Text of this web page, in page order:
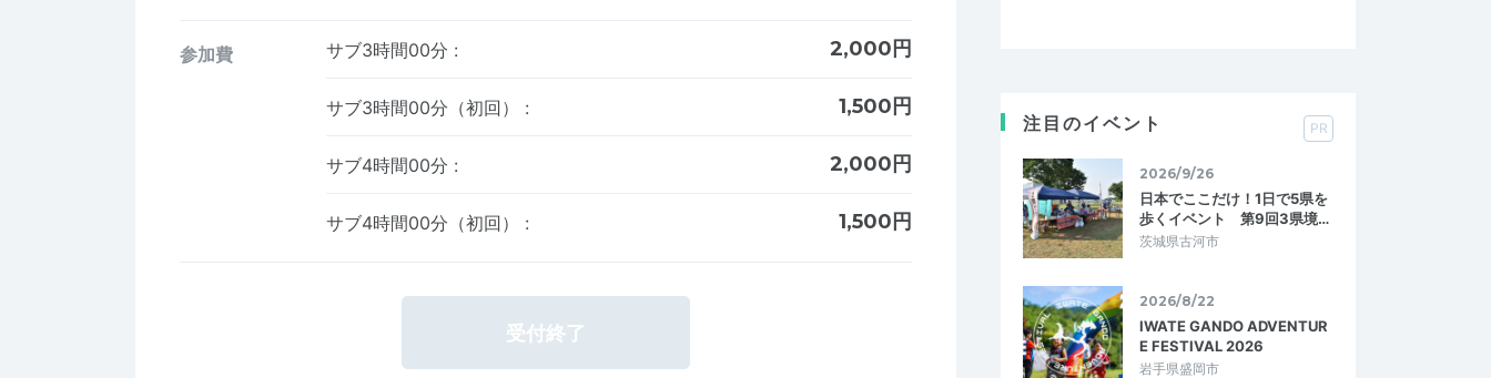
参加費 サブ3時間00分 : 2,000円
サブ3時間00分（初回） : 1,500円
サブ4時間00分 : 2,000円
サブ4時間00分（初回） : 1,500円
受付終了
注目のイベント PR
2026/9/26
日本でここだけ！1日で5県を
歩くイベント 第9回3県境…
茨城県古河市
2026/8/22
IWATE GANDO ADVENTUR
E FESTIVAL 2026
岩手県盛岡市